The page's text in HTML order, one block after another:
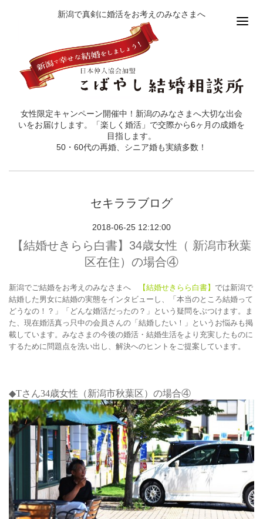
新潟で真剣に婚活をお考えのみなさまへ
女性限定キャンペーン開催中！新潟のみなさまへ大切な出会
いをお届けします。「楽しく婚活」で交際から6ヶ月の成婚を
目指します。
50・60代の再婚、シニア婚も実績多数！
セキララブログ
2018-06-25 12:12:00
【結婚せきらら白書】34歳女性（ 新潟市秋葉
区在住）の場合④
新潟でご結婚をお考えのみなさまへ 【結婚せきらら白書】 では新潟で
結婚した男女に結婚の実態をインタビューし、「本当のところ結婚って
どうなの！？」「どんな婚活だったの？」という疑問をぶつけます。ま
た、現在婚活真っ只中の会員さんの「結婚したい！」というお悩みも掲
載しています。みなさまの今後の婚活・結婚生活をより充実したものに
するために問題点を洗い出し、解決へのヒントをご提案しています。
◆Tさん34歳女性（新潟市秋葉区）の場合④